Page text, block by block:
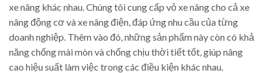
xe nâng khác nhau. Chúng tôi cung cấp vỏ xe nâng cho cả xe
nâng động cơ và xe nâng điện, đáp ứng nhu cầu của từng
doanh nghiệp. Thêm vào đó, những sản phẩm này còn có khả
năng chống mài mòn và chống chịu thời tiết tốt, giúp nâng
cao hiệu suất làm việc trong các điều kiện khác nhau.